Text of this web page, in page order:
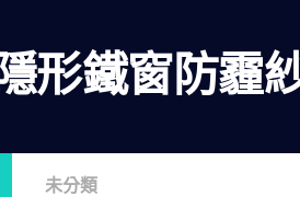
形鐵窗防霾
未分類